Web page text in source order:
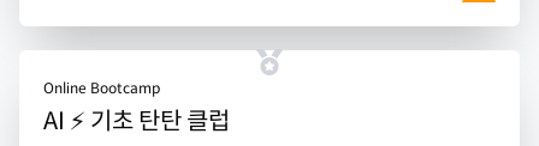
Online Bootcamp
AI ⚡ 기초 탄탄 클럽